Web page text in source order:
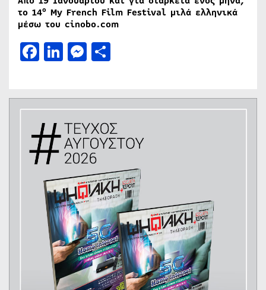
το 14ο My French Film Festival μιλά ελληνικά
μέσω του cinobo.com
Facebook
LinkedIn
Messenger